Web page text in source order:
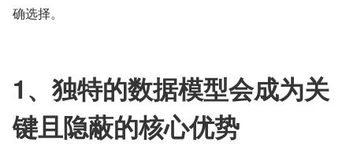
确选择。
1、独特的数据模型会成为关
键且隐蔽的核心优势